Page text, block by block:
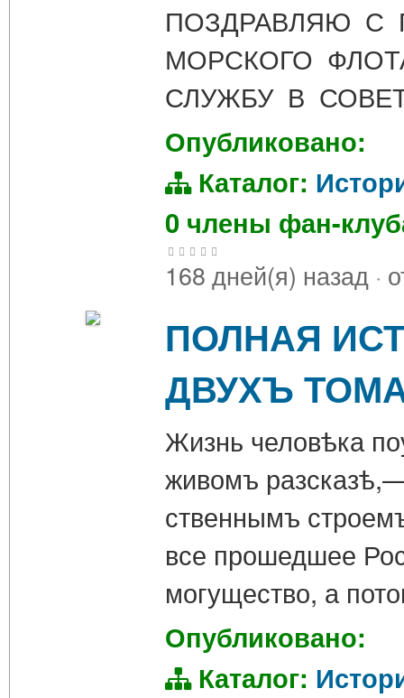
ПОЗДРАВЛЯЮ С
МОРСКОГО
СЛУЖБУ В
Опубликовано:
Каталог:
0 члены фан-
168 дней(я) назад ·
ПОЛНАЯ
ДВУХЪ
Жизнь человѣка
живомъ
ственнымъ
все прошедшее
могущество, а
Опубликовано:
Каталог: